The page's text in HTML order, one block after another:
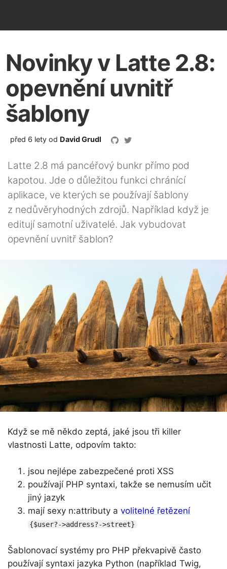
Novinky v Latte 2.8:
opevnění uvnitř
šablony
před 6 lety od David Grudl
Latte 2.8 má pancéřový bunkr přímo pod
kapotou. Jde o důležitou funkci chránící
aplikace, ve kterých se používají šablony
z nedůvěryhodných zdrojů. Například když je
editují samotní uživatelé. Jak vybudovat
opevnění uvnitř šablon?
Když se mě někdo zeptá, jaké jsou tři killer
vlastnosti Latte, odpovím takto:
jsou nejlépe zabezpečené proti XSS
používají PHP syntaxi, takže se nemusím učit
jiný jazyk
mají sexy n:attributy a volitelné řetězení
{$user?->address?->street}
Šablonovací systémy pro PHP překvapivě často
používají syntaxi jazyka Python (například Twig,